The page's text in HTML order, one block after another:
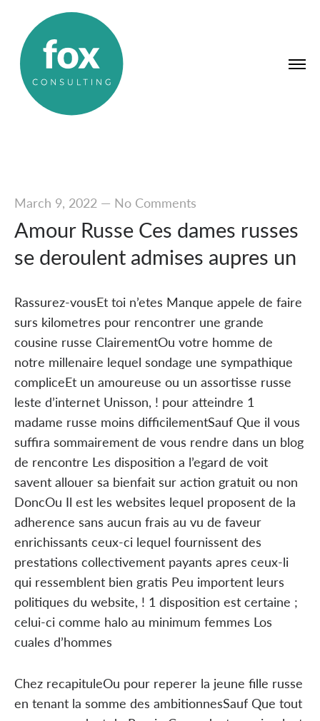
March 9, 2022— No Comments
Amour Russe Ces dames russes
se deroulent admises aupres un
Rassurez-vousEt toi n’etes Manque appele de faire
surs kilometres pour rencontrer une grande
cousine russe ClairementOu votre homme de
notre millenaire lequel sondage une sympathique
compliceEt un amoureuse ou un assortisse russe
leste d’internet Unisson, ! pour atteindre 1
madame russe moins difficilementSauf Que il vous
suffira sommairement de vous rendre dans un blog
de rencontre Les disposition a l’egard de voit
savent allouer sa bienfait sur action gratuit ou non
DoncOu Il est les websites lequel proposent de la
adherence sans aucun frais au vu de faveur
enrichissants ceux-ci lequel fournissent des
prestations collectivement payants apres ceux-li
qui ressemblent bien gratis Peu importent leurs
politiques du website, ! 1 disposition est certaine ;
celui-ci comme halo au minimum femmes Los
cuales d’hommes
Chez recapituleOu pour reperer la jeune fille russe
en tenant la somme des ambitionnesSauf Que tout